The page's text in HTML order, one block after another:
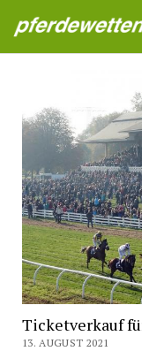
Ticketverkauf
13. AUGUST 2021